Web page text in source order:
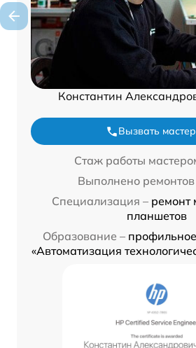
Константин
Вызвать
Стаж работы
Выполнено ремонтов
Специализация – ремонт
планшетов
Образование –
«Автоматизация